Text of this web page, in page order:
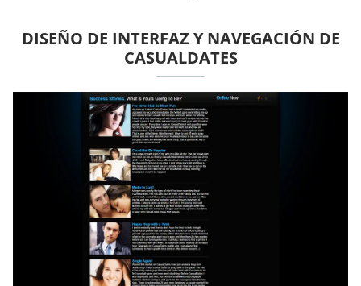
DISEÑO DE INTERFAZ Y NAVEGACIÓN DE
СASUALDATES